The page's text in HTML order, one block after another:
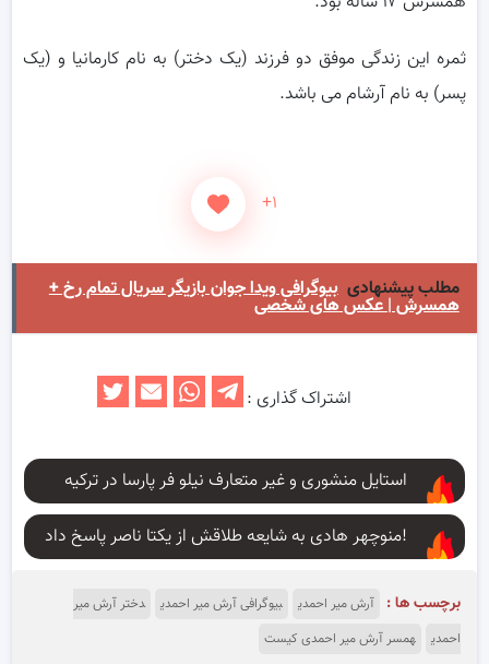
ثمره این زندگی موفق دو فرزند (یک دختر) به نام کارمانیا و (یک
پسر) به نام آرشام می باشد.
+۱
مطلب پیشنهادی بیوگرافی ویدا جوان بازیگر سریال تمام رخ +
همسرش | عکس های شخصی
اشتراک گذاری :
استایل منشوری و غیر متعارف نیلو فر پارسا در ترکیه
منوچهر هادی به شایعه طلاقش از یکتا ناصر پاسخ داد!
برچسب ها : آرش میر احمدی بیوگرافی آرش میر احمدی
دختر آرش میر
احمدی
همسر آرش میر احمدی کیست